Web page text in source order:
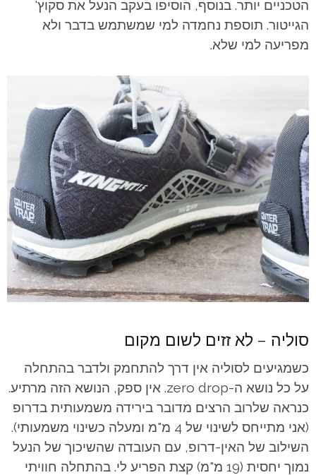
הטכניים יותר. בנוסף, הוסיפו בעקב הנעל את סקוץ'
הגייטור. תוספת נחמדה למי שמשתמש בדבר ולא
מפריעה למי שלא.
סוליה – לא זזים לשום מקום
כשמגיעים לסוליה אין דרך להתחמק ולדבר בהתחלה
על כל נושא ה-zero drop. אין ספק, הנושא הזה מרתיע.
כנראה שלרוב הרצים מדובר בירידה משמעותית בדרופ
(אני מתייחס לשינוי של 4 מ"מ ומעלה כשינוי משמעותי).
השילוב של האין-דרופ, עם העובדה שהשיכוך של הנעל
נמוך יחסית (19 מ"מ) קצת הפריע לי. בהתחלה חוויתי